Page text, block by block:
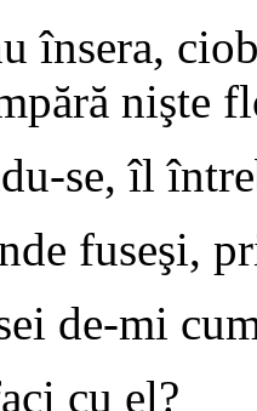
însera,
nişte
se, îl
fuseşi,
de-mi
cu el?